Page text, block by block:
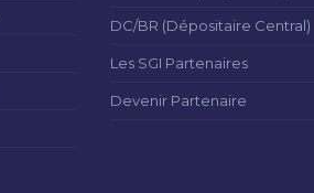
DC/BR (Dépositaire Central)
Les SGI Partenaires
Devenir Partenaire